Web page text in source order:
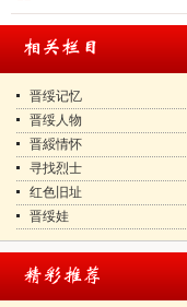
晋绥记忆
晋绥人物
晋綏情怀
寻找烈士
红色旧址
晋绥娃